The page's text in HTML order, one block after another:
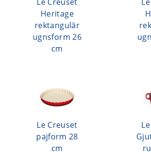
Heritage
rektangulär
ugnsform 26
cm
Le Creuset
pajform 28
cm